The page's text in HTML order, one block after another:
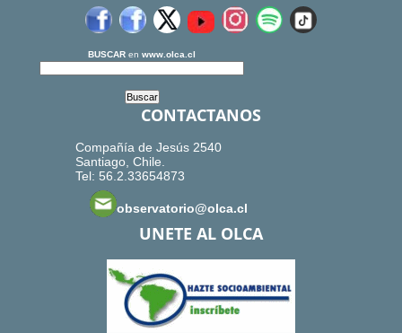
BUSCAR en www.olca.cl
CONTACTANOS
Compañía de Jesús 2540
Santiago, Chile.
Tel: 56.2.33654873
observatorio@olca.cl
UNETE AL OLCA